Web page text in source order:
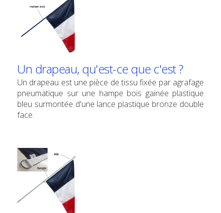
Un drapeau, qu'est-ce que c'est ?
Un drapeau est une pièce de tissu fixée par agrafage
pneumatique sur une hampe bois gainée plastique
bleu surmontée d'une lance plastique bronze double
face.